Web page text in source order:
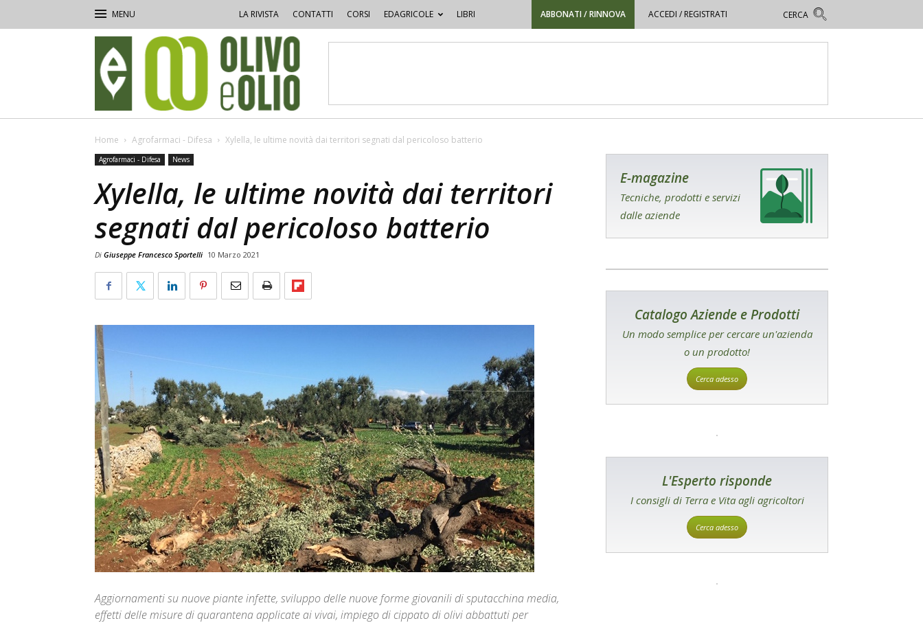
LA RIVISTA CONTATTI CORSI EDAGRICOLE LIBRI ABBONATI / RINNOVA ACCEDI / REGISTRATI
e
Olio
Home Agrofarmaci - Difesa Xylella, le ultime novità dai territori segnati dal pericoloso batterio
Agrofarmaci - Difesa News
Xylella, le ultime novità dai territori
segnati dal pericoloso batterio
Di Giuseppe Francesco Sportelli 10 Marzo 2021
Aggiornamenti su nuove piante infette, sviluppo delle nuove forme giovanili di sputacchina media,
effetti delle misure di quarantena applicate ai vivai, impiego di cippato di olivi abbattuti per
E-magazine
Tecniche, prodotti e servizi
dalle aziende
Catalogo Aziende e Prodotti
Un modo semplice per cercare un'azienda
o un prodotto!
Cerca adesso
L'Esperto risponde
I consigli di Terra e Vita agli agricoltori
Cerca adesso